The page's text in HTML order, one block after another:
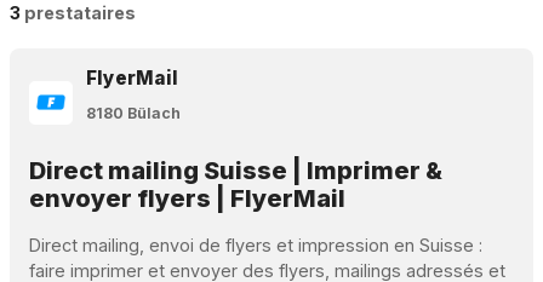
3 prestataires
FlyerMail
8180 Bülach
Direct mailing Suisse | Imprimer &
envoyer flyers | FlyerMail
Direct mailing, envoi de flyers et impression en Suisse :
faire imprimer et envoyer des flyers, mailings adressés et